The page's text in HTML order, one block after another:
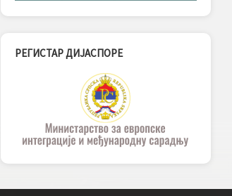
РЕГИСТАР ДИЈАСПОРЕ